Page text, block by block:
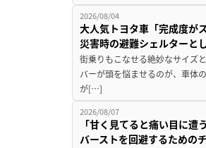
2026/08/04
大人気トヨタ車「完成度が
災害時の避難シェルターと
街乗りもこなせる絶妙なサイズ
バーが頭を悩ませるのが、車体
が[…]
2026/08/07
「甘く見てると痛い目に遭
バーストを回避するための